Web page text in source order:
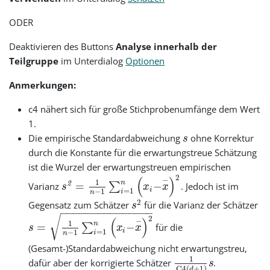
ODER
Deaktivieren des ButtonsAnalyse innerhalb der
Teilgruppe im Unterdialog Optionen
Anmerkungen:
c4 nähert sich für große Stichprobenumfänge dem Wert
1.
Die empirische Standardabweichung s ohne Korrektur
durch die Konstante für die erwartungstreue Schätzung
ist die Wurzel der erwartungstreuen empirischen
Varianz s2 = 1
n−1 ∑n
i=1 (xi −x
− )2
. Jedoch ist im
Gegensatz zum Schätzer s2 für die Varianz der Schätzer
s = 1
n−1 ∑n
i=1 (xi −x
−)2
− −
−−−−−−−−−−−−−
√
für die
(Gesamt-)Standardabweichung nicht erwartungstreu,
dafür aber der korrigierte Schätzer
1
s.